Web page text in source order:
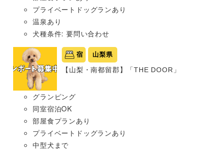
プライベートドッグランあり
温泉あり
犬種条件: 要問い合わせ
宿 山梨県
【山梨・南都留郡】「THE DOOR」
グランピング
同室宿泊OK
部屋食プランあり
プライベートドッグランあり
中型犬まで